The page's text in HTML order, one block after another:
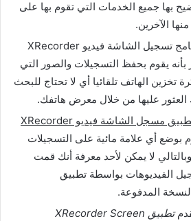
بها جميع الخدمات التي تقوم بها على
الآخرين.
برنامج تسجيل الشاشة فيديو XRecorder
بأنه يقوم بحفظ التسجيلات والصور التي
تخزين الهاتف تلقائيا أي لا تحتاج للبحث
العثور عليها من خلال معرض هاتفك.
تطبيق مسجل الشاشة فيديو XRecorder
بوضع أي علامة مائية على التسجيلات
لا يمكن لأحد معرفة أنك قمت
الفيديوهات بواسطة تطبيق
تطبيق XRecorder Screen